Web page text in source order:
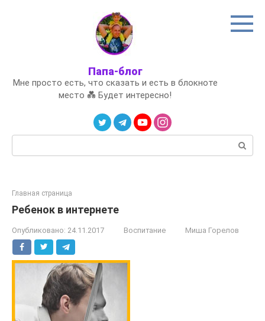
Папа-блог
Мне просто есть, что сказать и есть в блокноте
место 💑 Будет интересно!
Главная страница
Ребенок в интернете
Опубликовано: 24.11.2017 Воспитание Миша Горелов